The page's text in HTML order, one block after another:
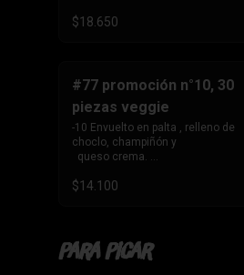
queso crema y cebollín.
-10 envuelto en sesamo, relleno de
pollo , queso crema y
   cebollín.
-10 envuelto en ciboulette, relleno
de kanikama, queso
   crema y cebollín.
$18.650
#77 promoción n°10, 30
piezas veggie
-10 Envuelto en palta , relleno de
choclo, champiñón y
  queso crema.
champiñón , queso
$14.100
Para Picar